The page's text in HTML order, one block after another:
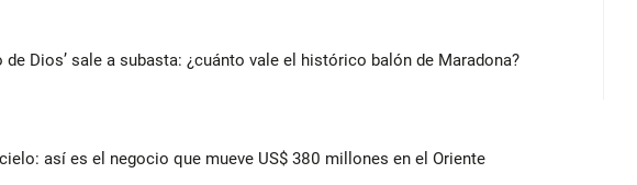
de Dios’ sale a subasta: ¿cuánto vale el histórico balón de Maradona?
así es el negocio que mueve US$ 380 millones en el Oriente